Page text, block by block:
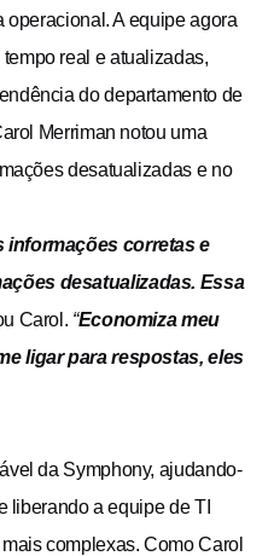
operacional. A equipe agora
real e atualizadas,
do departamento de
Merriman notou uma
desatualizadas e no
informações corretas e
desatualizadas. Essa
Carol. “Economiza meu
ligar para respostas, eles
da Symphony, ajudando-
liberando a equipe de TI
complexas. Como Carol